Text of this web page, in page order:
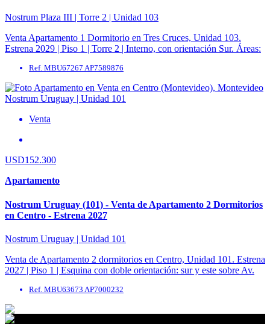
Nostrum Plaza III | Torre 2 | Unidad 103
Venta Apartamento 1 Dormitorio en Tres Cruces, Unidad 103.
Estrena 2029 | Piso 1 | Torre 2 | Interno, con orientación Sur. Áreas:
Ref. MBU67267 AP7589876
Venta
USD152.300
Apartamento
Nostrum Uruguay (101) - Venta de Apartamento 2 Dormitorios
en Centro - Estrena 2027
Nostrum Uruguay | Unidad 101
Venta de Apartamento 2 dormitorios en Centro, Unidad 101. Estrena
2027 | Piso 1 | Esquina con doble orientación: sur y este sobre Av.
Ref. MBU63673 AP7000232